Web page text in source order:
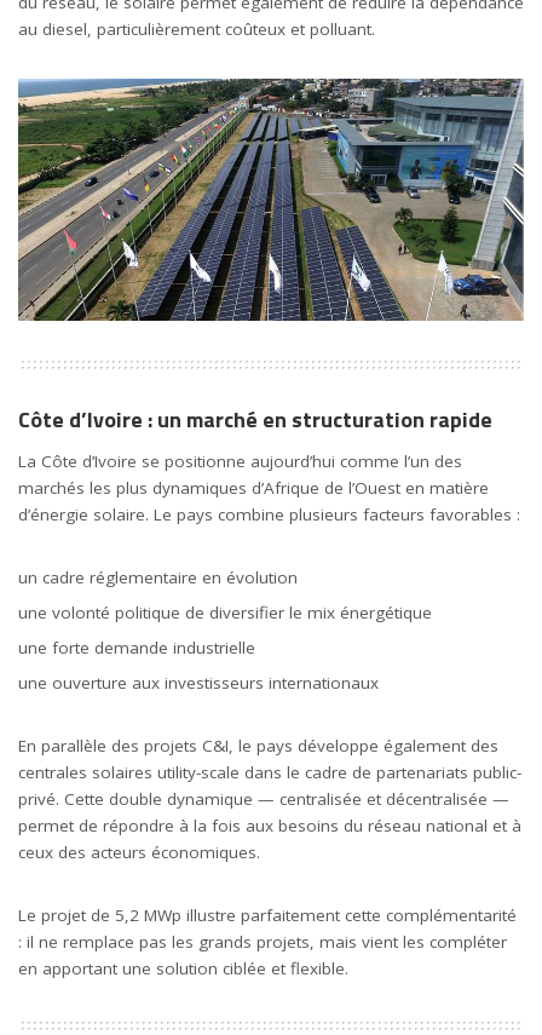
au diesel, particulièrement coûteux et polluant.
Côte d’Ivoire : un marché en structuration rapide
La Côte d’Ivoire se positionne aujourd’hui comme l’un des
marchés les plus dynamiques d’Afrique de l’Ouest en matière
d’énergie solaire. Le pays combine plusieurs facteurs favorables :
un cadre réglementaire en évolution
une volonté politique de diversifier le mix énergétique
une forte demande industrielle
une ouverture aux investisseurs internationaux
En parallèle des projets C&I, le pays développe également des
centrales solaires utility-scale dans le cadre de partenariats public-
privé. Cette double dynamique — centralisée et décentralisée —
permet de répondre à la fois aux besoins du réseau national et à
ceux des acteurs économiques.
Le projet de 5,2 MWp illustre parfaitement cette complémentarité
: il ne remplace pas les grands projets, mais vient les compléter
en apportant une solution ciblée et flexible.